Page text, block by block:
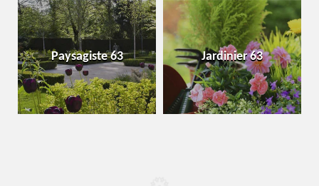
Paysagiste 63 Jardinier 63